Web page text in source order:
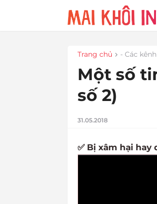
Trang chủ - Các
Một số
số 2)
31.05.2018
✅ Bị xâm hại